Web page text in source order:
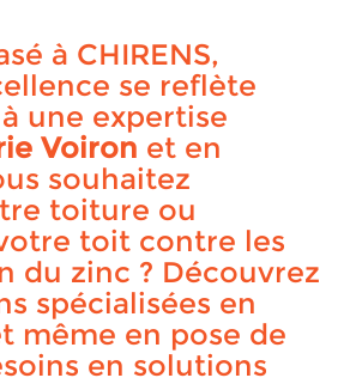
à CHIRENS,
se reflète
une expertise
Voiron et en
souhaitez
toiture ou
toit contre les
du zinc ? Découvrez
spécialisées en
même en pose de
en solutions